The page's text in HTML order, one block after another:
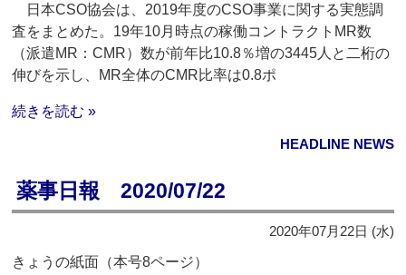
日本CSO協会は、2019年度のCSO事業に関する実態調
査をまとめた。19年10月時点の稼働コントラクトMR数
（派遣MR：CMR）数が前年比10.8％増の3445人と二桁の
伸びを示し、MR全体のCMR比率は0.8ポ
続きを読む »
HEADLINE NEWS
薬事日報 2020/07/22
2020年07月22日 (水)
きょうの紙面（本号8ページ）